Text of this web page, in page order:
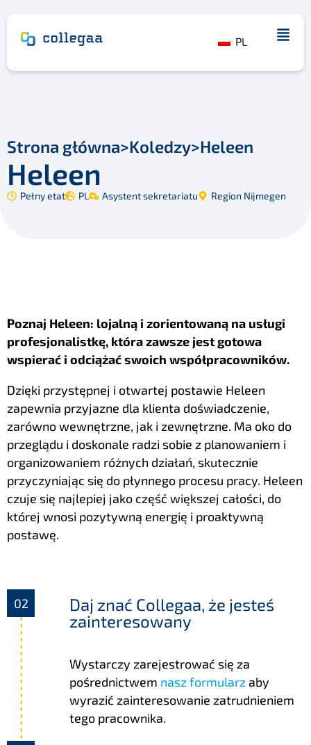
PL
Strona główna>Koledzy>Heleen
Heleen
Pełny etat PL Asystent sekretariatu Region Nijmegen
Poznaj Heleen: lojalną i zorientowaną na usługi
profesjonalistkę, która zawsze jest gotowa
wspierać i odciążać swoich współpracowników.
Dzięki przystępnej i otwartej postawie Heleen
zapewnia przyjazne dla klienta doświadczenie,
zarówno wewnętrzne, jak i zewnętrzne. Ma oko do
przeglądu i doskonale radzi sobie z planowaniem i
organizowaniem różnych działań, skutecznie
przyczyniając się do płynnego procesu pracy. Heleen
czuje się najlepiej jako część większej całości, do
której wnosi pozytywną energię i proaktywną
postawę.
Daj znać Collegaa, że jesteś
zainteresowany
Wystarczy zarejestrować się za
pośrednictwem nasz formularz aby
wyrazić zainteresowanie zatrudnieniem
tego pracownika.